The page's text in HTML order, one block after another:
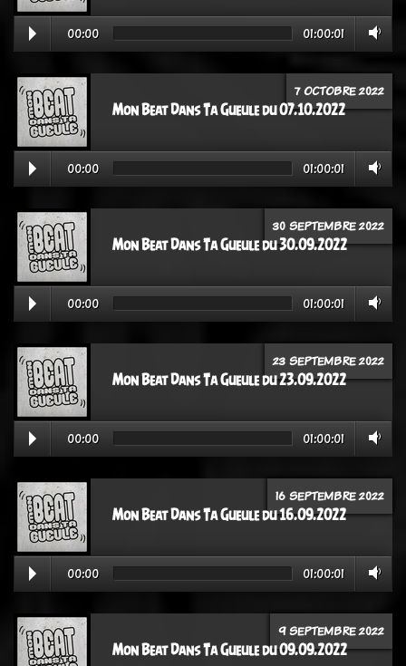
00:00 01:00:01
7 OCTOBRE 2022
Mon Beat Dans Ta Gueule du 07.10.2022
00:00 01:00:01
30 SEPTEMBRE 2022
Mon Beat Dans Ta Gueule du 30.09.2022
00:00 01:00:01
23 SEPTEMBRE 2022
Mon Beat Dans Ta Gueule du 23.09.2022
00:00 01:00:01
16 SEPTEMBRE 2022
Mon Beat Dans Ta Gueule du 16.09.2022
00:00 01:00:01
9 SEPTEMBRE 2022
Mon Beat Dans Ta Gueule du 09.09.2022